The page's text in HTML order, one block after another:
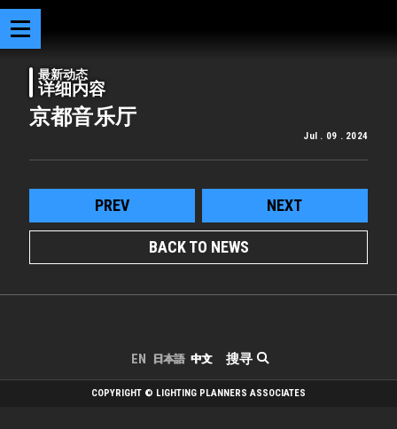
最新动态
详细内容
京都音乐厅
Jul . 09 . 2024
PREV NEXT
BACK TO NEWS
搜寻
EN 日本語 中文
COPYRIGHT © LIGHTING PLANNERS ASSOCIATES